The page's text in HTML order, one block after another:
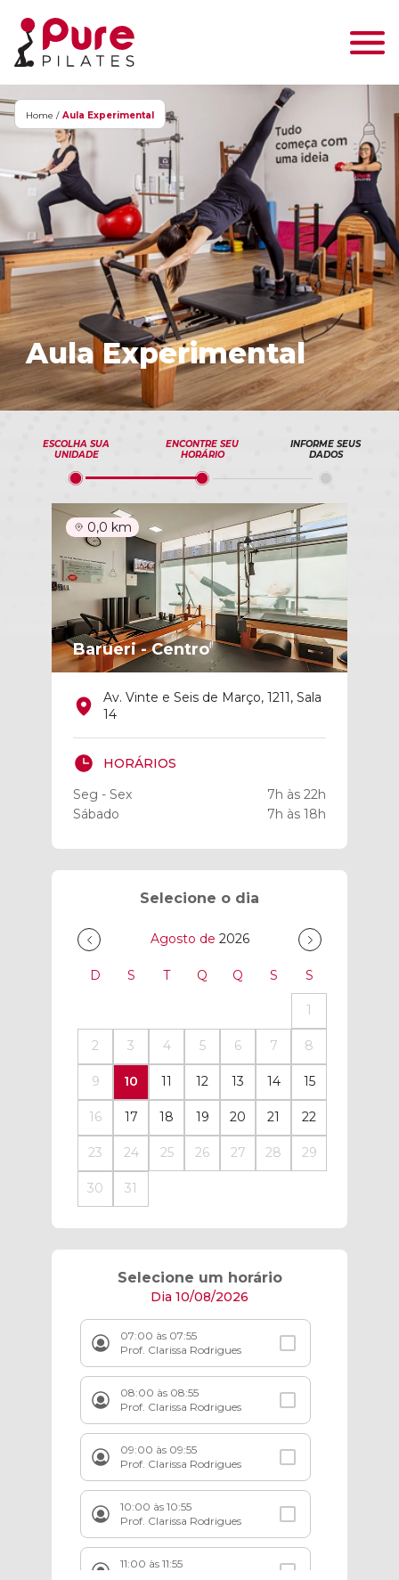
Aula Experimental
Home / Aula Experimental
ESCOLHA SUA
UNIDADE
ENCONTRE SEU
HORÁRIO
INFORME SEUS
DADOS
Barueri - Centro
0,0 km
Av. Vinte e Seis de Março, 1211, Sala
14
HORÁRIOS
Seg - Sex
7h às 22h
Sábado
7h às 18h
Selecione o dia
Agosto de 2026
D S T Q Q S S
1
2 3 4 5 6 7 8
9 10 11 12 13 14 15
16 17 18 19 20 21 22
23 24 25 26 27 28 29
30 31
Selecione um horário
Dia 10/08/2026
07:00 às 07:55
Prof. Clarissa Rodrigues
08:00 às 08:55
Prof. Clarissa Rodrigues
09:00 às 09:55
Prof. Clarissa Rodrigues
10:00 às 10:55
Prof. Clarissa Rodrigues
11:00 às 11:55